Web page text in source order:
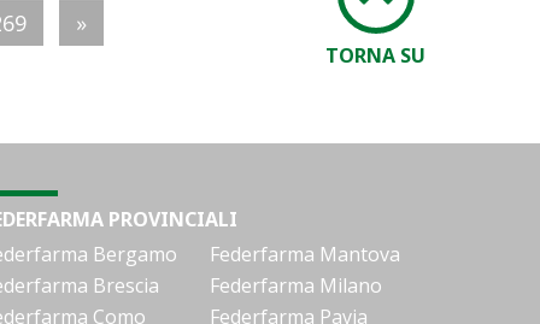
»
TORNA SU
PROVINCIALI
Bergamo
Brescia
Como
Federfarma Mantova
Federfarma Milano
Federfarma Pavia